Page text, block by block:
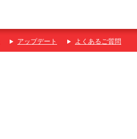
アップデート よくあるご質問